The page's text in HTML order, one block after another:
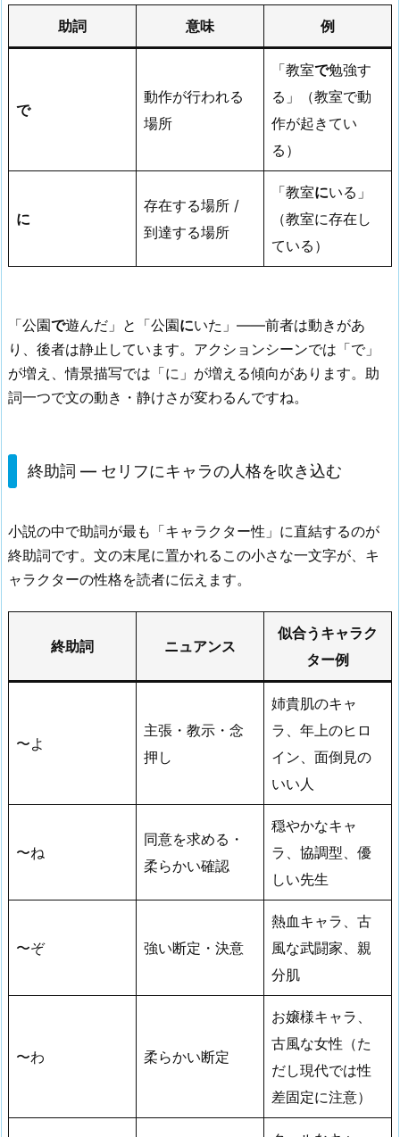
助詞 意味 例
で
動作が行われる
場所
「教室で勉強す
る」（教室で動
作が起きてい
る）
に
存在する場所 /
到達する場所
「教室にいる」
（教室に存在し
ている）
「公園で遊んだ」と「公園にいた」——前者は動きがあ
り、後者は静止しています。アクションシーンでは「で」
が増え、情景描写では「に」が増える傾向があります。助
詞一つで文の動き・静けさが変わるんですね。
終助詞 — セリフにキャラの人格を吹き込む
小説の中で助詞が最も「キャラクター性」に直結するのが
終助詞です。文の末尾に置かれるこの小さな一文字が、キ
ャラクターの性格を読者に伝えます。
終助詞 ニュアンス
似合うキャラク
ター例
〜よ
主張・教示・念
押し
姉貴肌のキャ
ラ、年上のヒロ
イン、面倒見の
いい人
〜ね
同意を求める・
柔らかい確認
穏やかなキャ
ラ、協調型、優
しい先生
〜ぞ 強い断定・決意
熱血キャラ、古
風な武闘家、親
分肌
〜わ 柔らかい断定
お嬢様キャラ、
古風な女性（た
だし現代では性
差固定に注意）